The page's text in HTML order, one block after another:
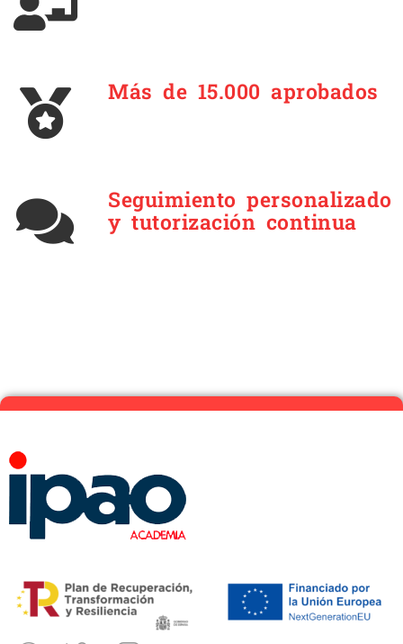
Más de 15.000 aprobados
Seguimiento personalizado
y tutorización continua